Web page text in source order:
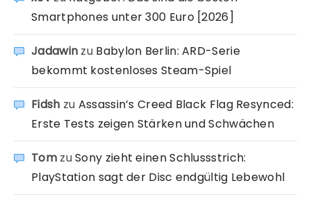
Smartphones unter 300 Euro [2026]
Jadawin zu Babylon Berlin: ARD-Serie
bekommt kostenloses Steam-Spiel
Fidsh zu Assassin’s Creed Black Flag Resynced:
Erste Tests zeigen Stärken und Schwächen
TomzuSony zieht einen Schlussstrich:
PlayStation sagt der Disc endgültig Lebewohl